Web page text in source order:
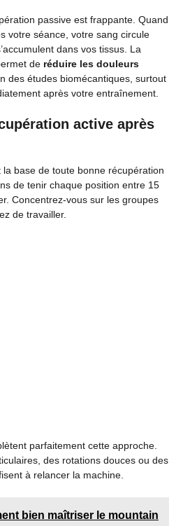
passive est frappante. Quand
votre séance, votre sang circule
dans vos tissus. La
de réduire les douleurs
des études biomécantiques, surtout
après votre entraînement.
active après
base de toute bonne récupération
de tenir chaque position entre 15
Concentrez-vous sur les groupes
de travailler.
parfaitement cette approche.
des rotations douces ou des
à relancer la machine.
bien maîtriser le mountain